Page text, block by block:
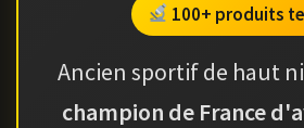
100+ produits
Ancien sportif de haut
champion de France